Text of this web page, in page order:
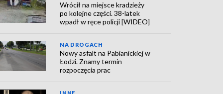
Wrócił na miejsce kradzieży
po kolejne części. 38-latek
wpadł w ręce policji [WIDEO]
NA DROGACH
Nowy asfalt na Pabianickiej w
Łodzi. Znamy termin
rozpoczęcia prac